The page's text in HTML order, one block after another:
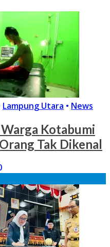
Lampung Utara • News
Kotabumi
Tak Dikenal